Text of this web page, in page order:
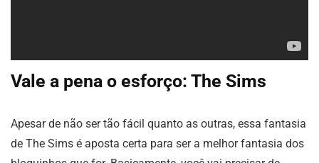
Vale a pena o esforço: The Sims
Apesar de não ser tão fácil quanto as outras, essa fantasia
de The Sims é aposta certa para ser a melhor fantasia dos